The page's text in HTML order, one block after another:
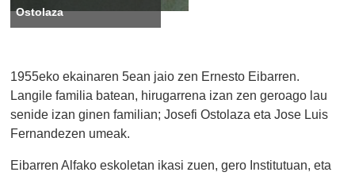
Ostolaza
1955eko ekainaren 5ean jaio zen Ernesto Eibarren.
Langile familia batean, hirugarrena izan zen geroago lau
senide izan ginen familian; Josefi Ostolaza eta Jose Luis
Fernandezen umeak.
Eibarren Alfako eskoletan ikasi zuen, gero Institutuan, eta